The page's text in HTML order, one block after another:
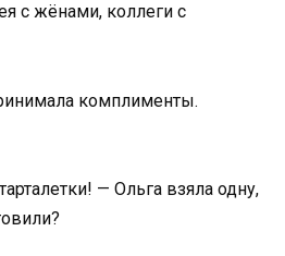
с жёнами, коллеги с
комплименты.
— Ольга взяла одну,